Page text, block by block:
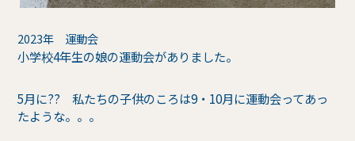
2023年 運動会
小学校4年生の娘の運動会がありました。
5月に?? 私たちの子供のころは9・10月に運動会ってあっ
たような。。。